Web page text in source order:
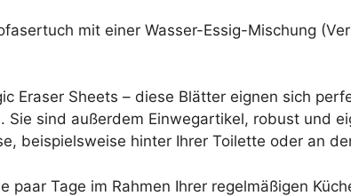
mit einer Wasser-Essig-Mischung
Eraser Sheets – diese Blätter eignen sich
sind außerdem Einwegartikel, robust und
beispielsweise hinter Ihrer Toilette oder an
paar Tage im Rahmen Ihrer regelmäßigen